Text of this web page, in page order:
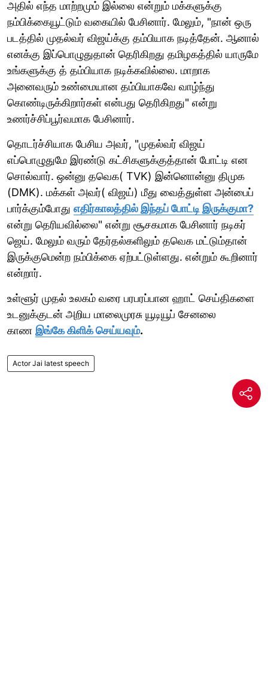
அதில் எந்த மாற்றமும் இல்லை என்றும் மக்களுக்கு
நம்பிக்கையூட்டும் வகையில் பேசினார். மேலும், "நான் ஒரு
படத்தில் முதல்வர் விஜய்க்கு தம்பியாக நடித்தேன். ஆனால்
எனக்கு இப்பொழுதுதான் தெரிகிறது தமிழகத்தில் யாருமே
உங்களுக்கு த் தம்பியாக நடிக்கவில்லை. மாறாக
அனைவரும் உண்மையான தம்பியாகவே வாழ்ந்து
கொண்டிருக்கிறார்கள் என்பது தெரிகிறது" என்று
உணர்ச்சிப்பூர்வமாக பேசினார்.
தொடர்ச்சியாக பேசிய அவர், "முதல்வர் விஜய்
எப்பொழுதுமே இரண்டு கட்சிகளுக்குத்தான் போட்டி என
சொல்வார். ஒன்னு தவெக( TVK) இன்னொன்னு திமுக
(DMK). மக்கள் அவர்( விஜய்) மீது வைத்துள்ள அன்பைப்
பார்க்கும்போது எதிர்காலத்தில் இந்தப் போட்டி இருக்குமா?
என்று தெரியவில்லை" என்று சூசகமாக பேசினார் நடிகர்
ஜெய். மேலும் வரும் தேர்தல்களிலும் தவெக மட்டும்தான்
இருக்குமென்ற நம்பிக்கை ஏற்பட்டுள்ளது. என்றும் கூறினார்
என்றார்.
உள்ளூர் முதல் உலகம் வரை பரபரப்பான ஹாட் செய்திகளை
உடனுக்குடன் அறிய மாலைமுரசு யூடியூப் சேனலை
காண இங்கே கிளிக் செய்யவும்.
Actor Jai latest speech